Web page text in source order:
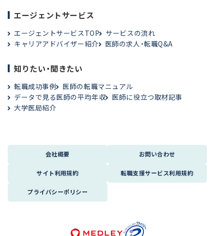
エージェントサービス
エージェントサービスTOP
サービスの流れ
キャリアアドバイザー紹介
医師の求人・転職Q&A
知りたい・聞きたい
転職成功事例
医師の転職マニュアル
データで見る医師の平均年収
医師に役立つ取材記事
大学医局紹介
会社概要 お問い合わせ
サイト利用規約 転職支援サービス利用規約
プライバシーポリシー